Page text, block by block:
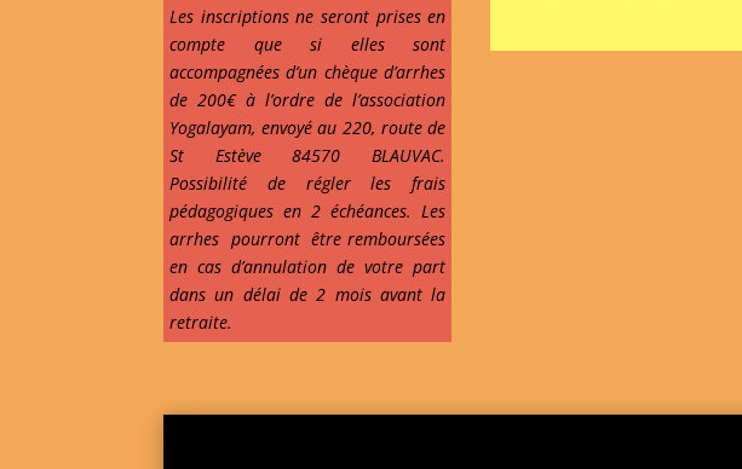
Les inscriptions ne seront prises en
compte que si elles sont
accompagnées d’un chèque d’arrhes
de 200€ à l’ordre de l’association
Yogalayam, envoyé au 220, route de
St Estève 84570 BLAUVAC.
Possibilité de régler les frais
pédagogiques en 2 échéances. Les
arrhes pourront être remboursées
en cas d’annulation de votre part
dans un délai de 2 mois avant la
retraite.